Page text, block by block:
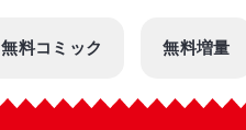
無料コミック 無料増量